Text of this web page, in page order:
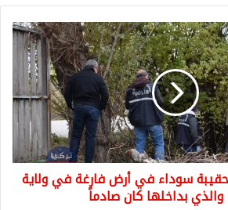
حقيبة سوداء في أرض فارغة في ولاية
والذي بداخلها كان صادماً